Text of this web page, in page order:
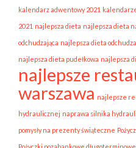
kalendarz adwentowy 2021
2021 najlepsza dieta najlepsza dieta
odchudzająca najlepsza dieta
najlepsza dieta pudełkowa najlepsza
najlepsze
warszawa najlepsze
hydraulicznej naprawa silnika
pomysły na prezenty świąteczne